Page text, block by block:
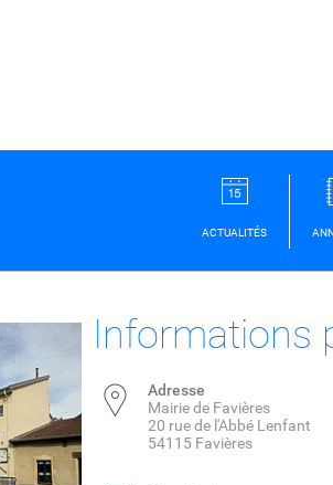
ACTUALITÉS
Informations
Adresse
Mairie de Favières
20 rue de l'Abbé Lenfant
54115 Favières